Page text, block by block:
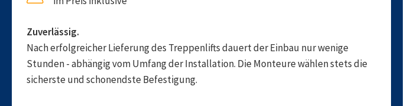
Zuverlässig.
Nach erfolgreicher Lieferung des Treppenlifts dauert der Einbau nur wenige
Stunden - abhängig vom Umfang der Installation. Die Monteure wählen stets die
sicherste und schonendste Befestigung.